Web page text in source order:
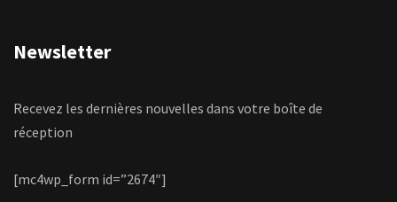
Newsletter
Recevez les dernières nouvelles dans votre boîte de
réception
[mc4wp_form id=”2674″]